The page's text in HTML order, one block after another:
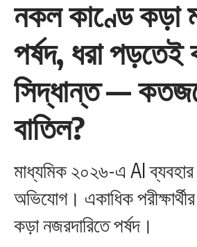
নকল কাণ্ডে কড়া
পর্ষদ, ধরা পড়তেই
সিদ্ধান্ত —
বাতিল?
মাধ্যমিক ২০২৬-এ AI
অভিযোগ। একাধিক পরীক্ষার্থীর
কড়া নজরদারিতে পর্ষদ।